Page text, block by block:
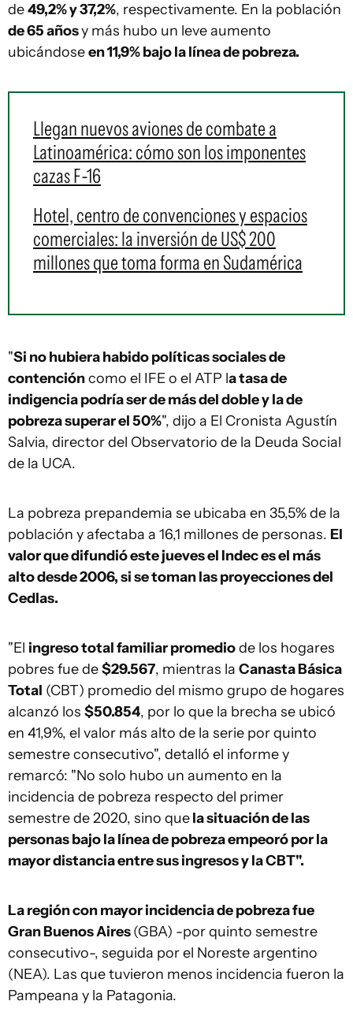
de49,2% y 37,2%, respectivamente. En la población
de 65 añosy más hubo un leve aumento
ubicándoseen 11,9% bajo la línea de pobreza.
Llegan nuevos aviones de combate a
Latinoamérica: cómo son los imponentes
cazas F-16
Hotel, centro de convenciones y espacios
comerciales: la inversión de US$ 200
millones que toma forma en Sudamérica
"Si no hubiera habido políticas sociales de
contencióncomo el IFE o el ATP la tasa de
indigencia podría ser de más del doble y la de
pobreza superar el 50%", dijo a El Cronista Agustín
Salvia, director del Observatorio de la Deuda Social
de la UCA.
La pobreza prepandemia se ubicaba en 35,5% de la
población y afectaba a 16,1 millones de personas. El
valor que difundió este jueves el Indec es el más
alto desde 2006, si se toman las proyecciones del
Cedlas.
"El ingreso total familiar promediode los hogares
pobres fue de$29.567, mientras la Canasta Básica
Total (CBT) promedio del mismo grupo de hogares
alcanzó los $50.854, por lo que la brecha se ubicó
en 41,9%, el valor más alto de la serie por quinto
semestre consecutivo", detalló el informe y
remarcó: "No solo hubo un aumento en la
incidencia de pobreza respecto del primer
semestre de 2020, sino quela situación de las
personas bajo la línea de pobreza empeoró por la
mayor distancia entre sus ingresos y la CBT".
La región con mayor incidencia de pobreza fue
Gran Buenos Aires(GBA) -por quinto semestre
consecutivo-, seguida por el Noreste argentino
(NEA). Las que tuvieron menos incidencia fueron la
Pampeana y la Patagonia.